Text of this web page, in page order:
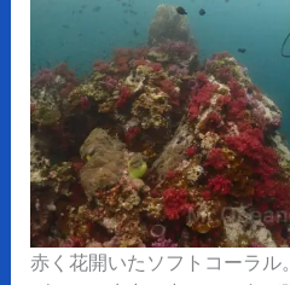
赤く花開いたソフトコーラル。